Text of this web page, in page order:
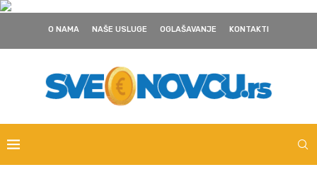
O NAMA NAŠE USLUGE OGLAŠAVANJE KONTAKTI